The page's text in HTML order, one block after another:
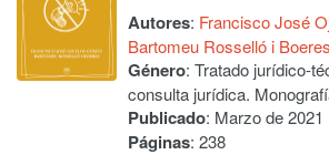
Autores: Francisco José
Bartomeu Rosselló i Boeres
Género: Tratado jurídico-
consulta jurídica.
Publicado: Marzo de 2021
Páginas: 238